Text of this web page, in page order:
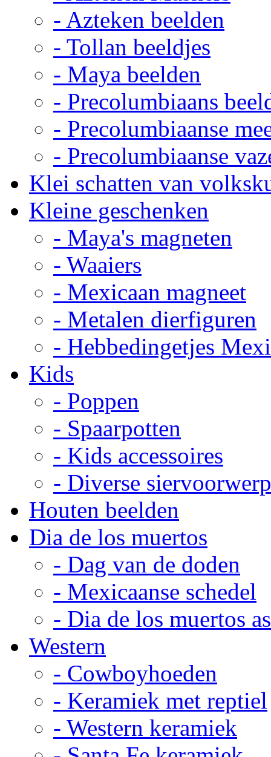
- Azteken beelden
- Tollan beeldjes
- Maya beelden
- Precolumbiaans
- Precolumbiaanse
- Precolumbiaanse
Klei schatten van
Kleine geschenken
- Maya's magneten
- Waaiers
- Mexicaan magneet
- Metalen dierfiguren
- Hebbedingetjes
Kids
- Poppen
- Spaarpotten
- Kids accessoires
- Diverse
Houten beelden
Dia de los muertos
- Dag van de doden
- Mexicaanse schedel
- Dia de los muertos
Western
- Cowboyhoeden
- Keramiek met reptiel
- Western keramiek